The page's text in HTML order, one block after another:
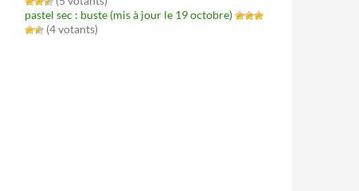
pastel sec : buste (mis à jour le 19 octobre)
(4 votants)